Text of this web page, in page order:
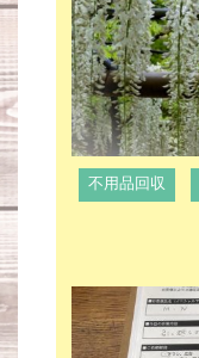
不用品回収